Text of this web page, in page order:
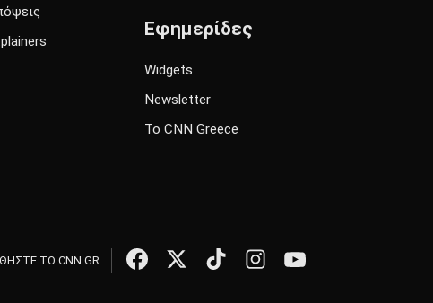
Εφημερίδες
Widgets
Newsletter
Το CNN Greece
ΤΟ CNN.GR